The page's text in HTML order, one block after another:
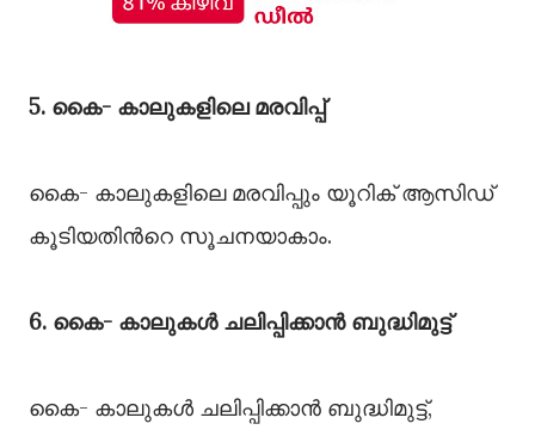
5. കൈ- കാലുകളിലെ മരവിപ്പ്
കൈ- കാലുകളിലെ മരവിപ്പും യൂറിക് ആസിഡ്
കൂടിയതിന്‍റെ സൂചനയാകാം.
6. കൈ- കാലുകള്‍ ചലിപ്പിക്കാന്‍ ബുദ്ധിമുട്ട്
കൈ- കാലുകള്‍ ചലിപ്പിക്കാന്‍ ബുദ്ധിമുട്ട്,